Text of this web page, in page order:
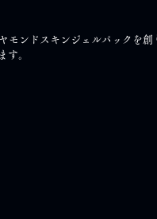
モンドスキンジェルパックを創
す。